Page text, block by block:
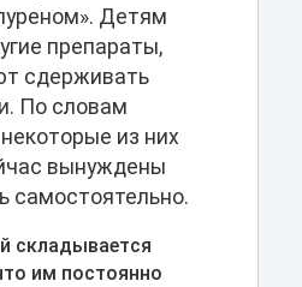
Детям
препараты,
сдерживать
По словам
из них
вынуждены
самостоятельно.
складывается
им постоянно